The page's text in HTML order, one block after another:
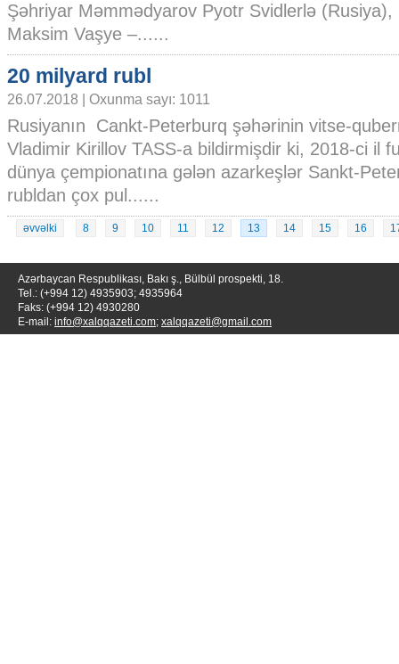
Şəhriyar Məmmədyarov Pyotr Svidlerlə
Maksim Vaşye –......
20 milyard rubl
26.07.2018 | Oxunma sayı: 1011
Rusiyanın Cankt-Peterburq şəhərinin vitse-
Vladimir Kirillov TASS-a bildirmişdir ki, 2018-ci il
dünya çempionatına gələn azarkeşlər Sankt-
rubldan çox pul......
əvvəlki 8 9 10 11 12 13 14 15 16
Azərbaycan Respublikası, Bakı ş., Bülbül prospekti, 18.
Tel.: (+994 12) 4935903; 4935964
Faks: (+994 12) 4930280
E-mail: info@xalqqazeti.com; xalqqazeti@gmail.com